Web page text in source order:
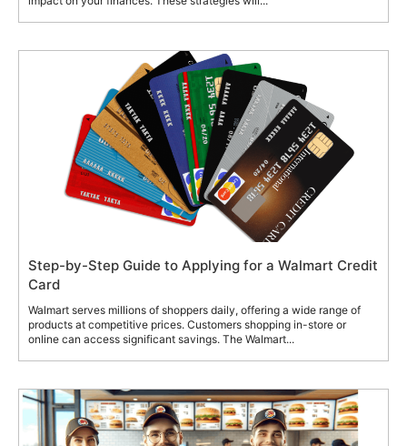
Step-by-Step Guide to Applying for a Walmart Credit
Card
Walmart serves millions of shoppers daily, offering a wide range of
products at competitive prices. Customers shopping in-store or
online can access significant savings. The Walmart...